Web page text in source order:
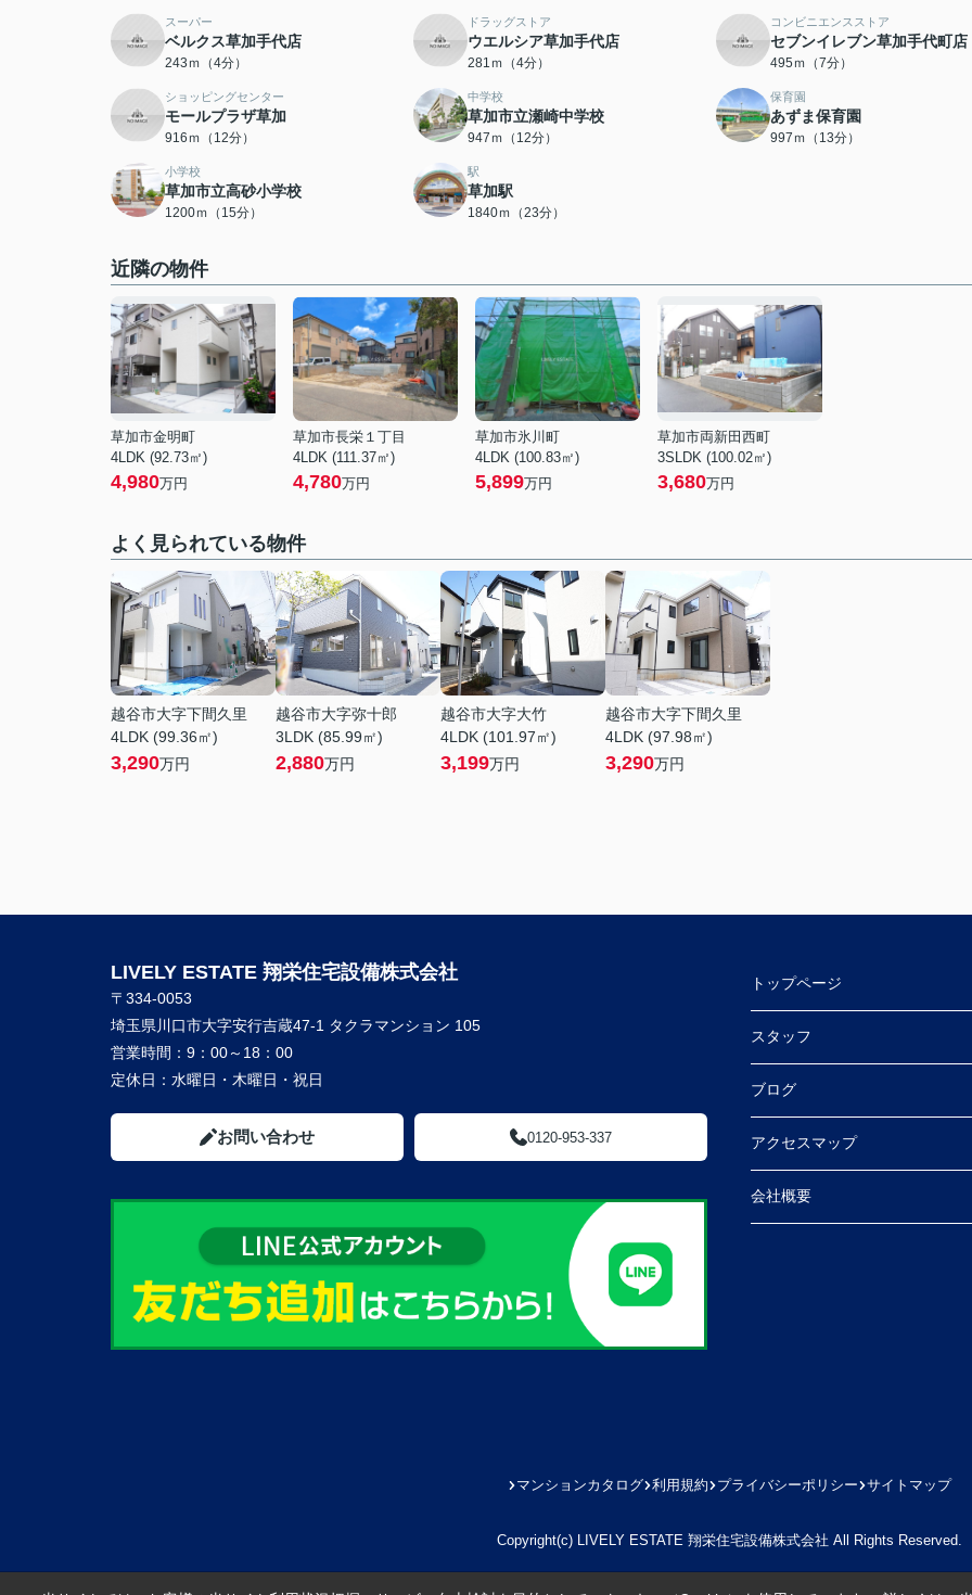
スーパー
ベルクス草加手代店
243ｍ（4分）
ドラッグストア
ウエルシア草加手代店
281ｍ（4分）
コンビニエンスストア
セブンイレブン草加手代町店
495ｍ（7分）
ショッピングセンター
モールプラザ草加
916ｍ（12分）
中学校
草加市立瀬崎中学校
947ｍ（12分）
保育園
あずま保育園
997ｍ（13分）
小学校
草加市立高砂小学校
1200ｍ（15分）
駅
草加駅
1840ｍ（23分）
近隣の物件
草加市金明町
4LDK (92.73㎡)
4,980万円
草加市長栄１丁目
4LDK (111.37㎡)
4,780万円
草加市氷川町
4LDK (100.83㎡)
5,899万円
草加市両新田西町
3SLDK (100.02㎡)
3,680万円
よく見られている物件
越谷市大字下間久里
4LDK (99.36㎡)
3,290万円
越谷市大字弥十郎
3LDK (85.99㎡)
2,880万円
越谷市大字大竹
4LDK (101.97㎡)
3,199万円
越谷市大字下間久里
4LDK (97.98㎡)
3,290万円
LIVELY ESTATE 翔栄住宅設備株式会社
〒334-0053
埼玉県川口市大字安行吉蔵47-1 タクラマンション 105
営業時間： 9：00～18：00
定休日： 水曜日・木曜日・祝日
お問い合わせ 0120-953-337
トップページ
スタッフ
ブログ
アクセスマップ
会社概要
マンションカタログ 利用規約 プライバシーポリシー サイトマップ
Copyright(c) LIVELY ESTATE 翔栄住宅設備株式会社 All Rights Reserved.